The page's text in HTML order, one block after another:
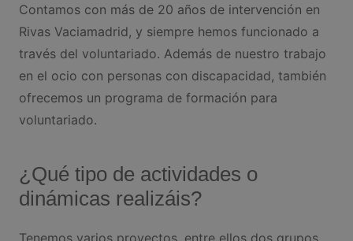
Contamos con más de 20 años de intervención en
Rivas Vaciamadrid, y siempre hemos funcionado a
través del voluntariado. Además de nuestro trabajo
en el ocio con personas con discapacidad, también
ofrecemos un programa de formación para
voluntariado.
¿Qué tipo de actividades o
dinámicas realizáis?